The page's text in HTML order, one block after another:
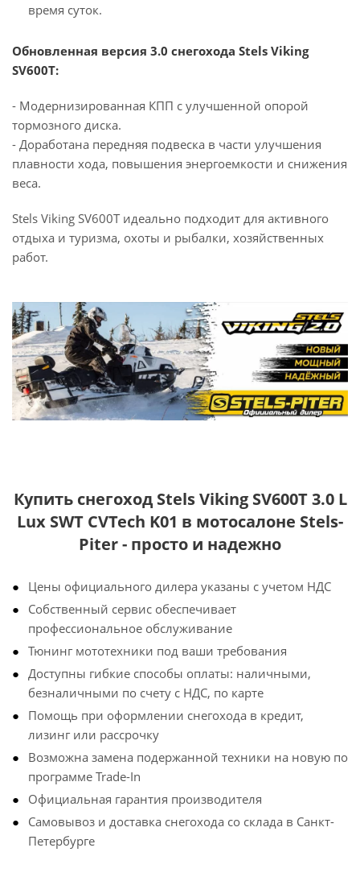
время суток.
Обновленная версия 3.0 снегохода Stels Viking
SV600T:
- Модернизированная КПП с улучшенной опорой
тормозного диска.
- Доработана передняя подвеска в части улучшения
плавности хода, повышения энергоемкости и снижения
веса.
Stels Viking SV600T идеально подходит для активного
отдыха и туризма, охоты и рыбалки, хозяйственных
работ.
Купить снегоход Stels Viking SV600T 3.0 L
Lux SWT CVTech K01 в мотосалоне Stels-
Piter - просто и надежно
Цены официального дилера указаны с учетом НДС
Собственный сервис обеспечивает
профессиональное обслуживание
Тюнинг мототехники под ваши требования
Доступны гибкие способы оплаты: наличными,
безналичными по счету с НДС, по карте
Помощь при оформлении снегохода в кредит,
лизинг или рассрочку
Возможна замена подержанной техники на новую по
программе Trade-In
Официальная гарантия производителя
Самовывоз и доставка снегохода со склада в Санкт-
Петербурге